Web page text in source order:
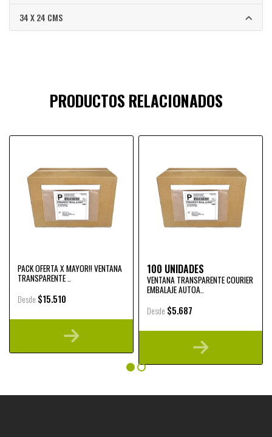
34 X 24 CMS
PRODUCTOS RELACIONADOS
PACK OFERTA X MAYOR!! VENTANA
TRANSPARENTE ..
Desde $15.510
100 UNIDADES
VENTANA TRANSPARENTE COURIER
EMBALAJE AUTOA..
Desde $5.687